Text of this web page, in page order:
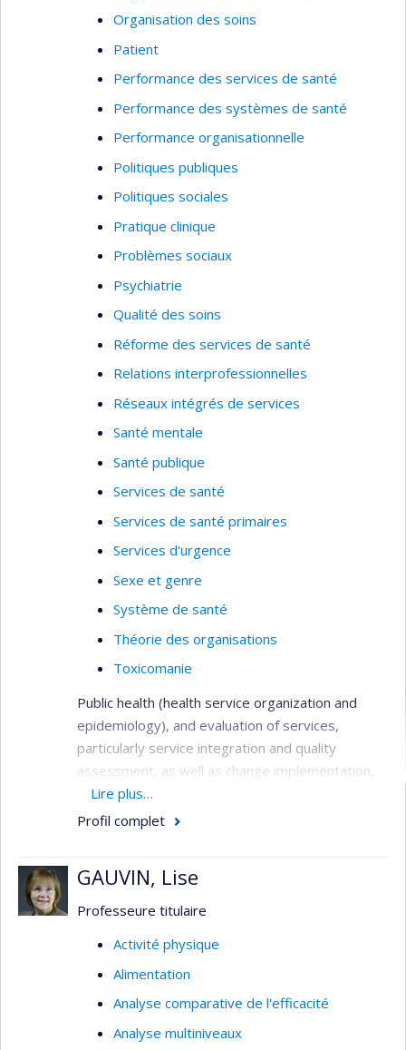
Organisation des soins
Patient
Performance des services de santé
Performance des systèmes de santé
Performance organisationnelle
Politiques publiques
Politiques sociales
Pratique clinique
Problèmes sociaux
Psychiatrie
Qualité des soins
Réforme des services de santé
Relations interprofessionnelles
Réseaux intégrés de services
Santé mentale
Santé publique
Services de santé
Services de santé primaires
Services d'urgence
Sexe et genre
Système de santé
Théorie des organisations
Toxicomanie
Public health (health service organization and
epidemiology), and evaluation of services,
particularly service integration and quality
assessment, as well as change implementation,
needs assessment, primary care services,
service utilization, health systems analysis,
databases, outcome studies), qualitative (case
study designs, program evaluation), and mixed-
partnerships with clinicians and decision-makers.
Main target groups: patients with both serious
and common mental disorders, substance use
populations such as the homeless; and health
Lire plus…
Profil complet
GAUVIN, Lise
Professeure titulaire
Activité physique
Alimentation
Analyse comparative de l'efficacité
Analyse multiniveaux